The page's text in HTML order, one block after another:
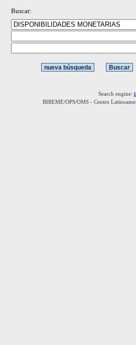
Buscar:
Search engine:
BIREME/OPS/OMS - Centro